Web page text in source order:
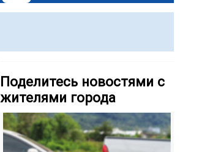
Поделитесь новостями с
жителями города